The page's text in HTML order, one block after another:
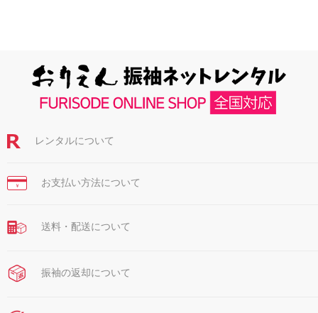
レンタルについて
￥ お支払い方法について
送料・配送について
振袖の返却について